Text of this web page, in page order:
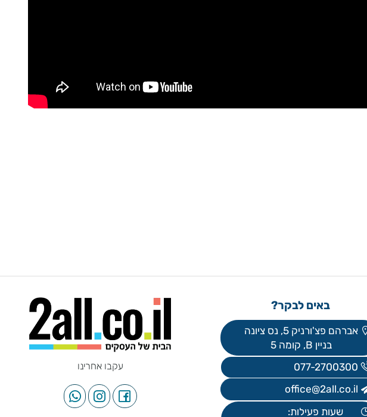
באים לבקר?
פצ'ורניק 5, נס ציונה
בניין B, קומה 5
077-
עקבו אחרינו